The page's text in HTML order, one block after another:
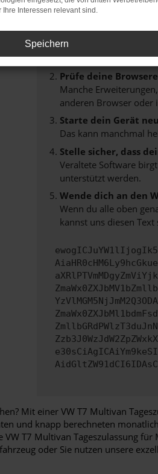
Beim Laden ist ein Fehler
Überprüfe deine
Laden andere
Prüfe deine
Manche
anderen Browser oder
Starte dein Gerät
Das kann manchmal
Stelle sicher, dass
Veraltete Software
unterstützt werden.
Wende dich an den
Wenn du alle oben
kannst uns diesen
Mit einer VW T7 Multivan
und knapp berechneten
T7 Multivan Tageszulassung
oder Sie nutzen unsere
Ihre Interessen relevant sind.
Speichern